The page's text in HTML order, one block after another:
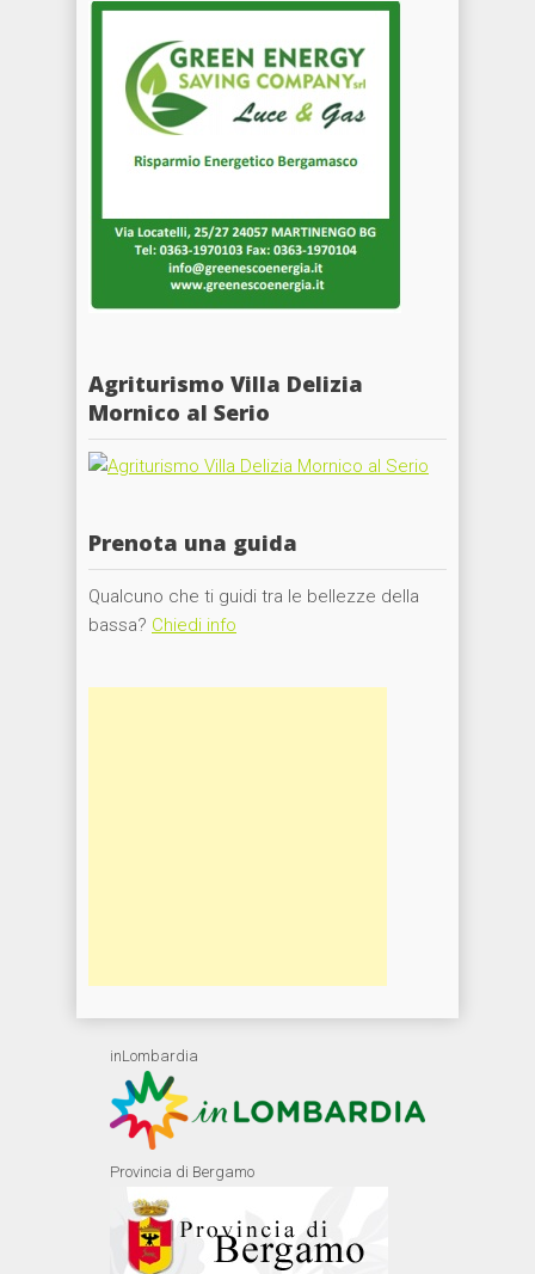
Agriturismo Villa Delizia
Mornico al Serio
Prenota una guida
Qualcuno che ti guidi tra le bellezze della
bassa? Chiedi info
inLombardia
Provincia di Bergamo